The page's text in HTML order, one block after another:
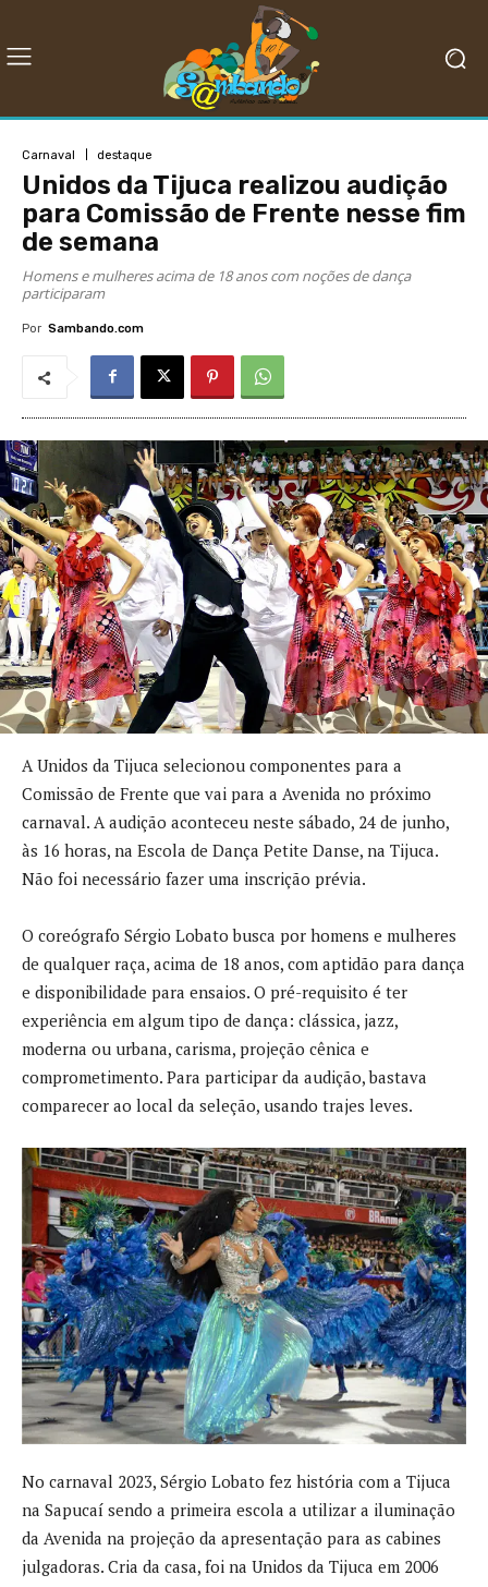
Carnaval destaque
Unidos da Tijuca realizou audição
para Comissão de Frente nesse fim
de semana
Homens e mulheres acima de 18 anos com noções de dança
participaram
Por Sambando.com
A Unidos da Tijuca selecionou componentes para a
Comissão de Frente que vai para a Avenida no próximo
carnaval. A audição aconteceu neste sábado, 24 de junho,
às 16 horas, na Escola de Dança Petite Danse, na Tijuca.
Não foi necessário fazer uma inscrição prévia.
O coreógrafo Sérgio Lobato busca por homens e mulheres
de qualquer raça, acima de 18 anos, com aptidão para dança
e disponibilidade para ensaios. O pré-requisito é ter
experiência em algum tipo de dança: clássica, jazz,
moderna ou urbana, carisma, projeção cênica e
comprometimento. Para participar da audição, bastava
comparecer ao local da seleção, usando trajes leves.
No carnaval 2023, Sérgio Lobato fez história com a Tijuca
na Sapucaí sendo a primeira escola a utilizar a iluminação
da Avenida na projeção da apresentação para as cabines
julgadoras. Cria da casa, foi na Unidos da Tijuca em 2006